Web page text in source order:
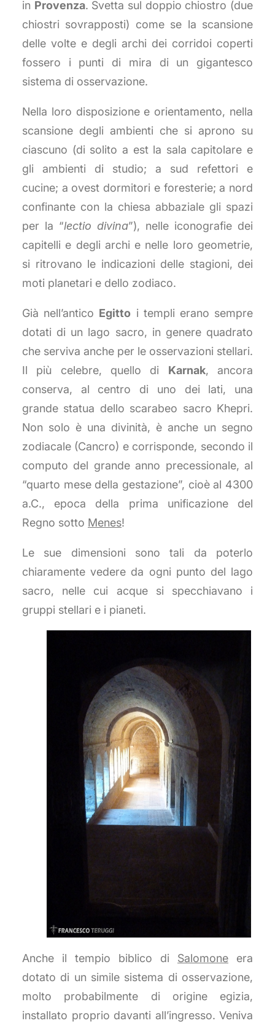
in Provenza. Svetta sul doppio chiostro (due
chiostri sovrapposti) come se la scansione
delle volte e degli archi dei corridoi coperti
fossero i punti di mira di un gigantesco
sistema di osservazione.
Nella loro disposizione e orientamento, nella
scansione degli ambienti che si aprono su
ciascuno (di solito a est la sala capitolare e
gli ambienti di studio; a sud refettori e
cucine; a ovest dormitori e foresterie; a nord
confinante con la chiesa abbaziale gli spazi
per la “lectio divina”), nelle iconografie dei
capitelli e degli archi e nelle loro geometrie,
si ritrovano le indicazioni delle stagioni, dei
moti planetari e dello zodiaco.
Già nell’antico Egitto i templi erano sempre
dotati di un lago sacro, in genere quadrato
che serviva anche per le osservazioni stellari.
Il più celebre, quello di Karnak, ancora
conserva, al centro di uno dei lati, una
grande statua dello scarabeo sacro Khepri.
Non solo è una divinità, è anche un segno
zodiacale (Cancro) e corrisponde, secondo il
computo del grande anno precessionale, al
“quarto mese della gestazione”, cioè al 4300
a.C., epoca della prima unificazione del
Regno sotto Menes!
Le sue dimensioni sono tali da poterlo
chiaramente vedere da ogni punto del lago
sacro, nelle cui acque si specchiavano i
gruppi stellari e i pianeti.
Anche il tempio biblico di Salomone era
dotato di un simile sistema di osservazione,
molto probabilmente di origine egizia,
installato proprio davanti all’ingresso. Veniva